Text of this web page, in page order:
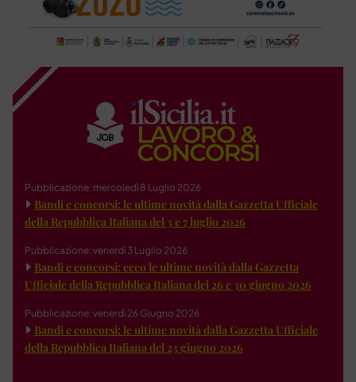
Pubblicazione: mercoledì 8 Luglio 2026
Bandi e concorsi: le ultime novità dalla Gazzetta Ufficiale
della Repubblica Italiana del 3 e 7 luglio 2026
Pubblicazione: venerdì 3 Luglio 2026
Bandi e concorsi: ecco le ultime novità dalla Gazzetta
Ufficiale della Repubblica Italiana del 26 e 30 giugno 2026
Pubblicazione: venerdì 26 Giugno 2026
Bandi e concorsi: le ultime novità dalla Gazzetta Ufficiale
della Repubblica Italiana del 23 giugno 2026